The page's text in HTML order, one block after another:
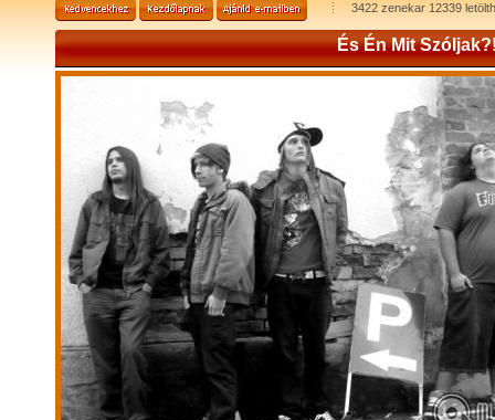
3422 zenekar 12339
És Én Mit